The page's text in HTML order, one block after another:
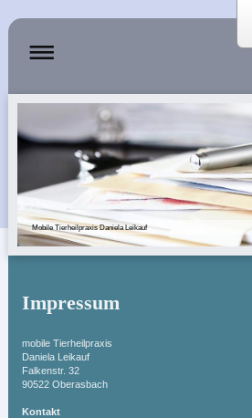
Mobile Tierheilpraxis Daniela Leikauf
Impressum
mobile Tierheilpraxis
Daniela Leikauf
Falkenstr. 32
90522 Oberasbach
Kontakt